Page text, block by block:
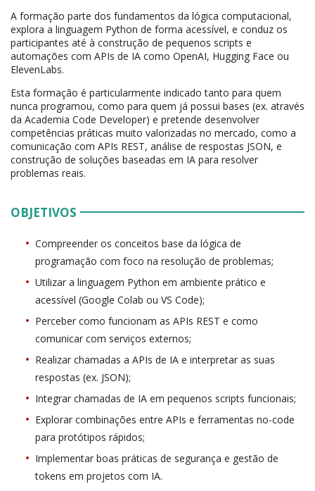
A formação parte dos fundamentos da lógica computacional,
explora a linguagem Python de forma acessível, e conduz os
participantes até à construção de pequenos scripts e
automações com APIs de IA como OpenAI, Hugging Face ou
ElevenLabs.
Esta formação é particularmente indicado tanto para quem
nunca programou, como para quem já possui bases (ex. através
da Academia Code Developer) e pretende desenvolver
competências práticas muito valorizadas no mercado, como a
comunicação com APIs REST, análise de respostas JSON, e
construção de soluções baseadas em IA para resolver
problemas reais.
OBJETIVOS
Compreender os conceitos base da lógica de
programação com foco na resolução de problemas;
Utilizar a linguagem Python em ambiente prático e
acessível (Google Colab ou VS Code);
Perceber como funcionam as APIs REST e como
comunicar com serviços externos;
Realizar chamadas a APIs de IA e interpretar as suas
respostas (ex. JSON);
Integrar chamadas de IA em pequenos scripts funcionais;
Explorar combinações entre APIs e ferramentas no-code
para protótipos rápidos;
Implementar boas práticas de segurança e gestão de
tokens em projetos com IA.